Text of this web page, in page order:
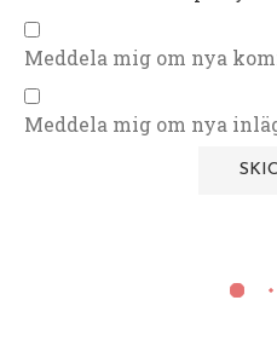
Meddela mig om nya
Meddela mig om nya